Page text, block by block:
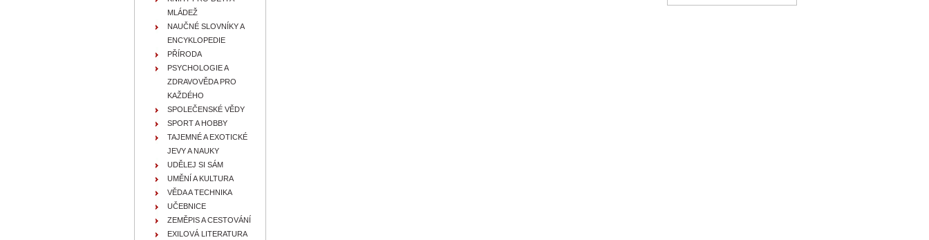
MLÁDEŽ
NAUČNÉ SLOVNÍKY A
ENCYKLOPEDIE
PŘÍRODA
PSYCHOLOGIE A
ZDRAVOVĚDA PRO
KAŽDÉHO
SPOLEČENSKÉ VĚDY
SPORT A HOBBY
TAJEMNÉ A EXOTICKÉ
JEVY A NAUKY
UDĚLEJ SI SÁM
UMĚNÍ A KULTURA
VĚDA A TECHNIKA
UČEBNICE
ZEMĚPIS A CESTOVÁNÍ
EXILOVÁ LITERATURA